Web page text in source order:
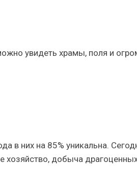
увидеть храмы, поля и
в них на 85% уникальна.
хозяйство, добыча